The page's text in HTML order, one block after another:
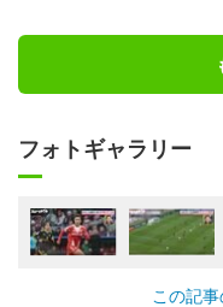
フォトギャラリー
この記事